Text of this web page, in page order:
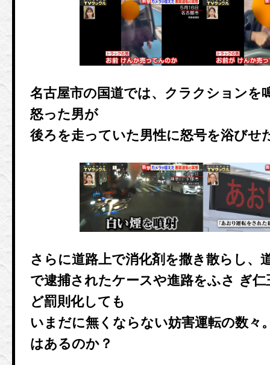
名古屋市の国道では、クラクションを
怒った男が
後ろを走っていた男性に怒号を浴びせ
さらに道路上で消化剤を撒き散らし、
で逮捕されたケースや進路をふさ ぎ
ど罰則化しても
いまだに無くならない妨害運転の数々
はあるのか？